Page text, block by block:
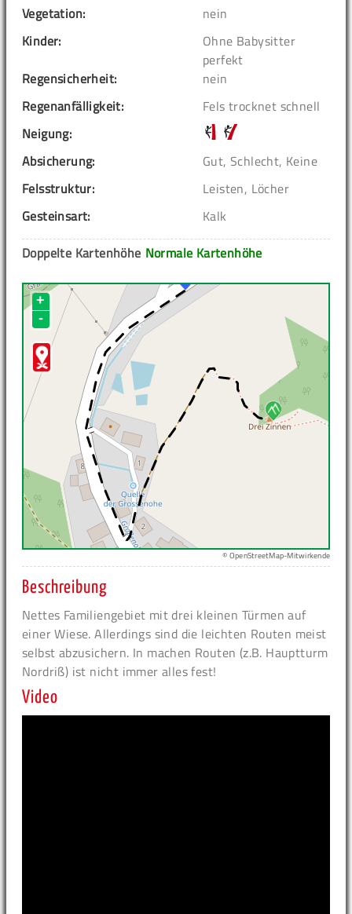
Vegetation:
nein
Kinder:
Ohne Babysitter
perfekt
Regensicherheit:
nein
Regenanfälligkeit:
Fels trocknet schnell
Neigung:
Absicherung:
Gut, Schlecht, Keine
Felsstruktur:
Leisten, Löcher
Gesteinsart:
Kalk
Normale Kartenhöhe
Doppelte Kartenhöhe
+
-
© OpenStreetMap-Mitwirkende
Beschreibung
Nettes Familiengebiet mit drei kleinen Türmen auf
einer Wiese. Allerdings sind die leichten Routen meist
selbst abzusichern. In machen Routen (z.B. Hauptturm
Nordriß) ist nicht immer alles fest!
Video